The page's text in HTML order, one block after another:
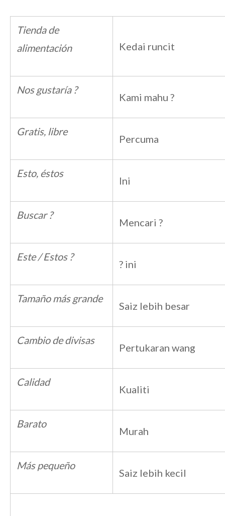
Tienda de
alimentación
Kedai runcit
Nos gustaría ?
Kami mahu ?
Gratis, libre
Percuma
Esto, éstos
Ini
Buscar ?
Mencari ?
Este / Estos ?
? ini
Tamaño más grande
Saiz lebih besar
Cambio de divisas
Pertukaran wang
Calidad
Kualiti
Barato
Murah
Más pequeño
Saiz lebih kecil